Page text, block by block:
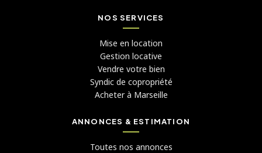
NOS SERVICES
Mise en location
Gestion locative
Vendre votre bien
Syndic de copropriété
Acheter à Marseille
ANNONCES & ESTIMATION
Toutes nos annonces